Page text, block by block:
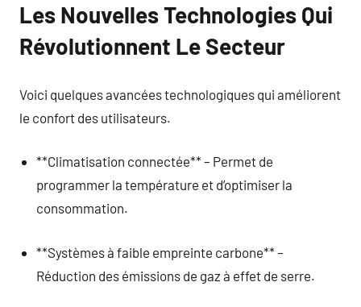
Les Nouvelles Technologies Qui
Révolutionnent Le Secteur
Voici quelques avancées technologiques qui améliorent
le confort des utilisateurs.
**Climatisation connectée** – Permet de
programmer la température et d’optimiser la
consommation.
**Systèmes à faible empreinte carbone** –
Réduction des émissions de gaz à effet de serre.